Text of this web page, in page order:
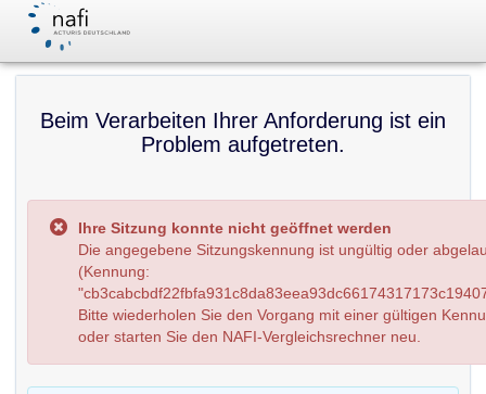
Beim Verarbeiten Ihrer Anforderung ist ein
Problem aufgetreten.
Ihre Sitzung konnte nicht geöffnet werden
Die angegebene Sitzungskennung ist ungültig oder
(Kennung:
Bitte wiederholen Sie den Vorgang mit einer gültigen
oder starten Sie den NAFI-Vergleichsrechner neu.